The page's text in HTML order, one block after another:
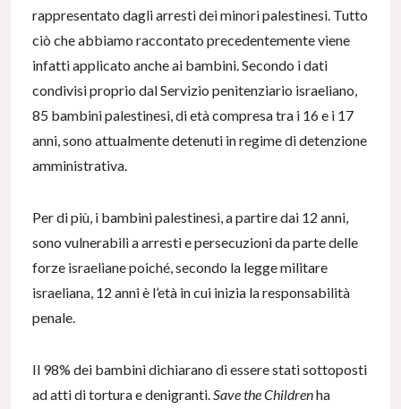
rappresentato dagli arresti dei minori palestinesi. Tutto
ciò che abbiamo raccontato precedentemente viene
infatti applicato anche ai bambini. Secondo i dati
condivisi proprio dal Servizio penitenziario israeliano,
85 bambini palestinesi, di età compresa tra i 16 e i 17
anni, sono attualmente detenuti in regime di detenzione
amministrativa.
Per di più, i bambini palestinesi, a partire dai 12 anni,
sono vulnerabili a arresti e persecuzioni da parte delle
forze israeliane poiché, secondo la legge militare
israeliana, 12 anni è l’età in cui inizia la responsabilità
penale.
Il 98% dei bambini dichiarano di essere stati sottoposti
ad atti di tortura e denigranti.Save the Childrenha